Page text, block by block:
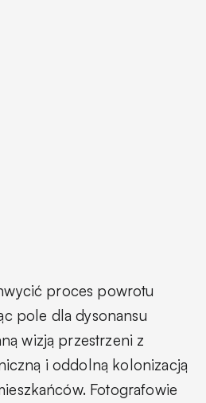
proces powrotu
pole dla dysonansu
wizją przestrzeni z
i oddolną kolonizacją
Fotografowie